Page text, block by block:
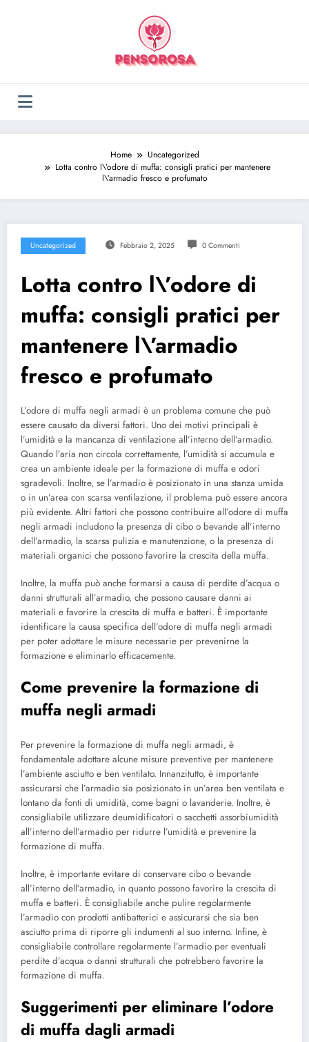
Home
Uncategorized
Lotta contro l\’odore di muffa: consigli pratici per mantenere
l\’armadio fresco e profumato
Uncategorized Febbraio 2, 2025 0 Commenti
Lotta contro l\’odore di
muffa: consigli pratici per
mantenere l\’armadio
fresco e profumato
L’odore di muffa negli armadi è un problema comune che può
essere causato da diversi fattori. Uno dei motivi principali è
l’umidità e la mancanza di ventilazione all’interno dell’armadio.
Quando l’aria non circola correttamente, l’umidità si accumula e
crea un ambiente ideale per la formazione di muffa e odori
sgradevoli. Inoltre, se l’armadio è posizionato in una stanza umida
o in un’area con scarsa ventilazione, il problema può essere ancora
più evidente. Altri fattori che possono contribuire all’odore di muffa
negli armadi includono la presenza di cibo o bevande all’interno
dell’armadio, la scarsa pulizia e manutenzione, o la presenza di
materiali organici che possono favorire la crescita della muffa.
Inoltre, la muffa può anche formarsi a causa di perdite d’acqua o
danni strutturali all’armadio, che possono causare danni ai
materiali e favorire la crescita di muffa e batteri. È importante
identificare la causa specifica dell’odore di muffa negli armadi
per poter adottare le misure necessarie per prevenirne la
formazione e eliminarlo efficacemente.
Come prevenire la formazione di
muffa negli armadi
Per prevenire la formazione di muffa negli armadi, è
fondamentale adottare alcune misure preventive per mantenere
l’ambiente asciutto e ben ventilato. Innanzitutto, è importante
assicurarsi che l’armadio sia posizionato in un’area ben ventilata e
lontano da fonti di umidità, come bagni o lavanderie. Inoltre, è
consigliabile utilizzare deumidificatori o sacchetti assorbiumidità
all’interno dell’armadio per ridurre l’umidità e prevenire la
formazione di muffa.
Inoltre, è importante evitare di conservare cibo o bevande
all’interno dell’armadio, in quanto possono favorire la crescita di
muffa e batteri. È consigliabile anche pulire regolarmente
l’armadio con prodotti antibatterici e assicurarsi che sia ben
asciutto prima di riporre gli indumenti al suo interno. Infine, è
consigliabile controllare regolarmente l’armadio per eventuali
perdite d’acqua o danni strutturali che potrebbero favorire la
formazione di muffa.
Suggerimenti per eliminare l’odore
di muffa dagli armadi